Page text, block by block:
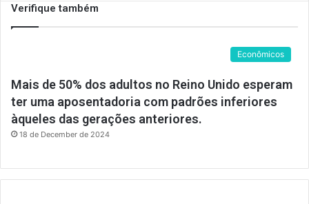
Verifique também
Econômicos
Mais de 50% dos adultos no Reino Unido esperam
ter uma aposentadoria com padrões inferiores
àqueles das gerações anteriores.
18 de December de 2024